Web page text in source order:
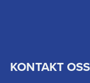
KONTAKT OSS